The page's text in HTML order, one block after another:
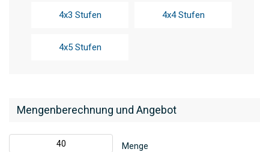
Mengenberechnung und Angebot
Menge
4x3 Stufen 4x4 Stufen
4x5 Stufen